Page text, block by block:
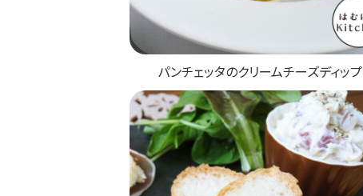
パンチェッタのクリームチーズディップ